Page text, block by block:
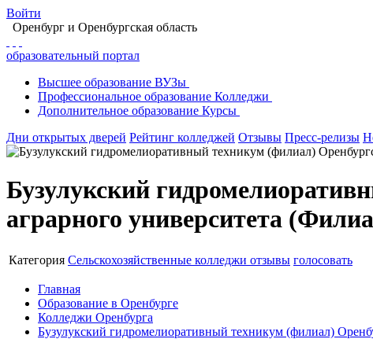
Войти
Оренбург и Оренбургская область
образовательный портал
Высшее образование ВУЗы
Профессиональное образование Колледжи
Дополнительное образование Курсы
Дни открытых дверей Рейтинг колледжей Отзывы Пресс-релизы
Бузулукский
аграрного университета
Категория Сельскохозяйственные колледжи отзывы голосовать
Главная
Образование в Оренбурге
Колледжи Оренбурга
Бузулукский гидромелиоративный техникум (филиал)